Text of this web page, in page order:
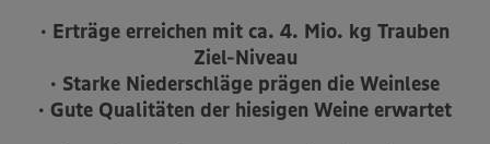
• Erträge erreichen mit ca. 4. Mio. kg Trauben
Ziel-Niveau
• Starke Niederschläge prägen die Weinlese
• Gute Qualitäten der hiesigen Weine erwartet